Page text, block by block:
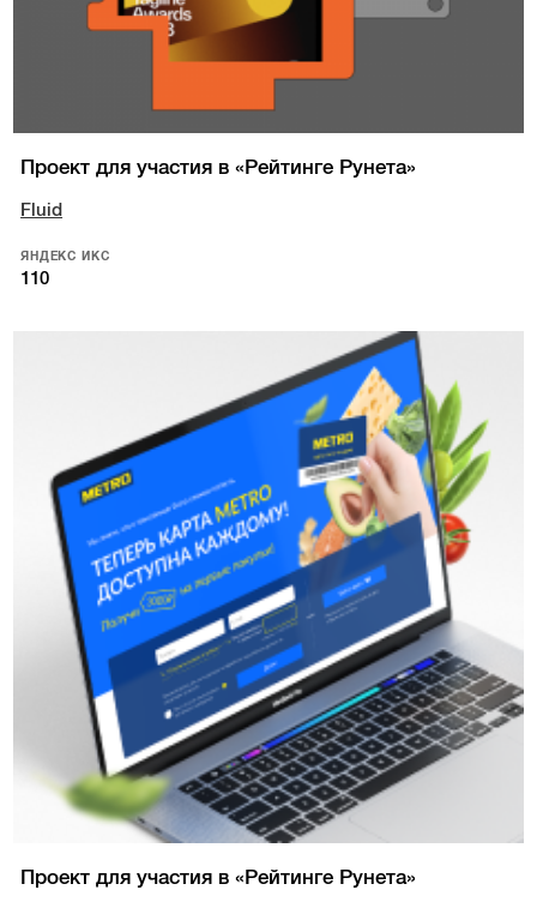
Проект для участия в «Рейтинге Рунета»
Fluid
ЯНДЕКС ИКС
110
Проект для участия в «Рейтинге Рунета»